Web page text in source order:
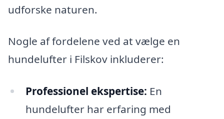
udforske naturen.
Nogle af fordelene ved at vælge en
hundelufter i Filskov inkluderer:
Professionel ekspertise: En
hundelufter har erfaring med